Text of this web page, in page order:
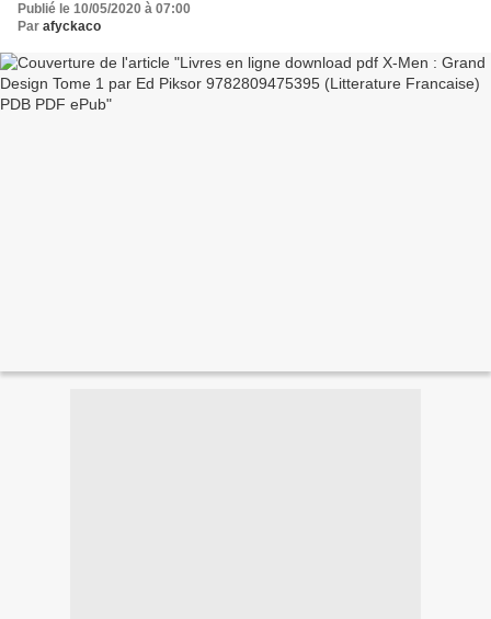
Publié le 10/05/2020 à 07:00
Par afyckaco